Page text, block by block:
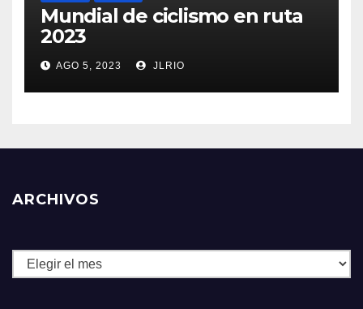
Mundial de ciclismo en ruta
2023
AGO 5, 2023 JLRIO
ARCHIVOS
Archivos